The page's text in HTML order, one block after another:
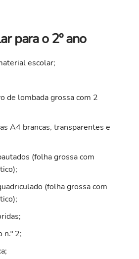
para o 2º ano
escolar;
de lombada grossa com 2
A4 brancas, transparentes e
(folha grossa com
(folha grossa com
n.º 2;